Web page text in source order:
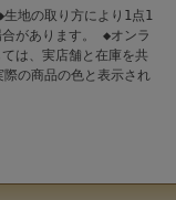
地の取り方により1点1
があります。 ◆オンラ
は、実店舗と在庫を共
の商品の色と表示され